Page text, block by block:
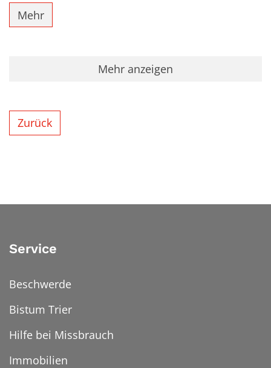
Mehr
Mehr anzeigen
Zurück
Service
Beschwerde
Bistum Trier
Hilfe bei Missbrauch
Immobilien